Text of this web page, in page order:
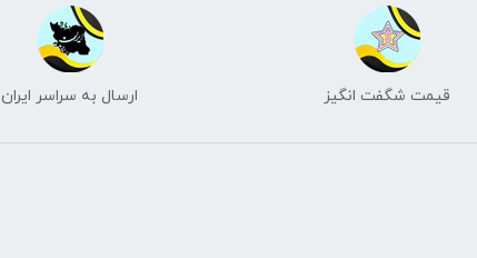
قیمت شگفت انگیز ارسال به سراسر ایران